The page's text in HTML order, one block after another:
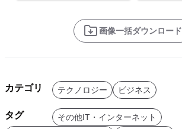
画像一括ダウンロード
カテゴリ テクノロジー ビジネス
タグ
その他IT・インターネット